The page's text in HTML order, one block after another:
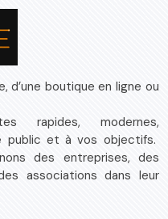
d’une boutique en ligne ou
rapides, modernes,
public et à vos objectifs.
des entreprises, des
associations dans leur